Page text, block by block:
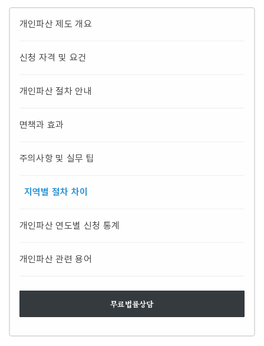
개인파산 제도 개요
신청 자격 및 요건
개인파산 절차 안내
면책과 효과
주의사항 및 실무 팁
지역별 절차 차이
개인파산 연도별 신청 통계
개인파산 관련 용어
무료법률상담